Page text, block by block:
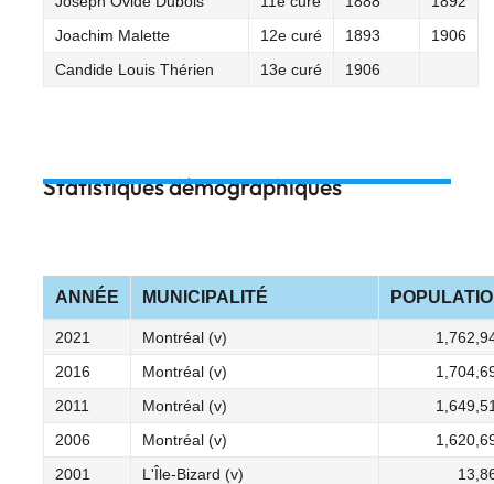
Joachim Malette
12e curé 1893
1906
Candide Louis Thérien
13e curé 1906
Statistiques démographiques
ANNÉE MUNICIPALITÉ
2021 Montréal (v)
2016
Montréal (v)
2011
Montréal (v)
2006
Montréal (v)
2001
L'Île-Bizard (v)